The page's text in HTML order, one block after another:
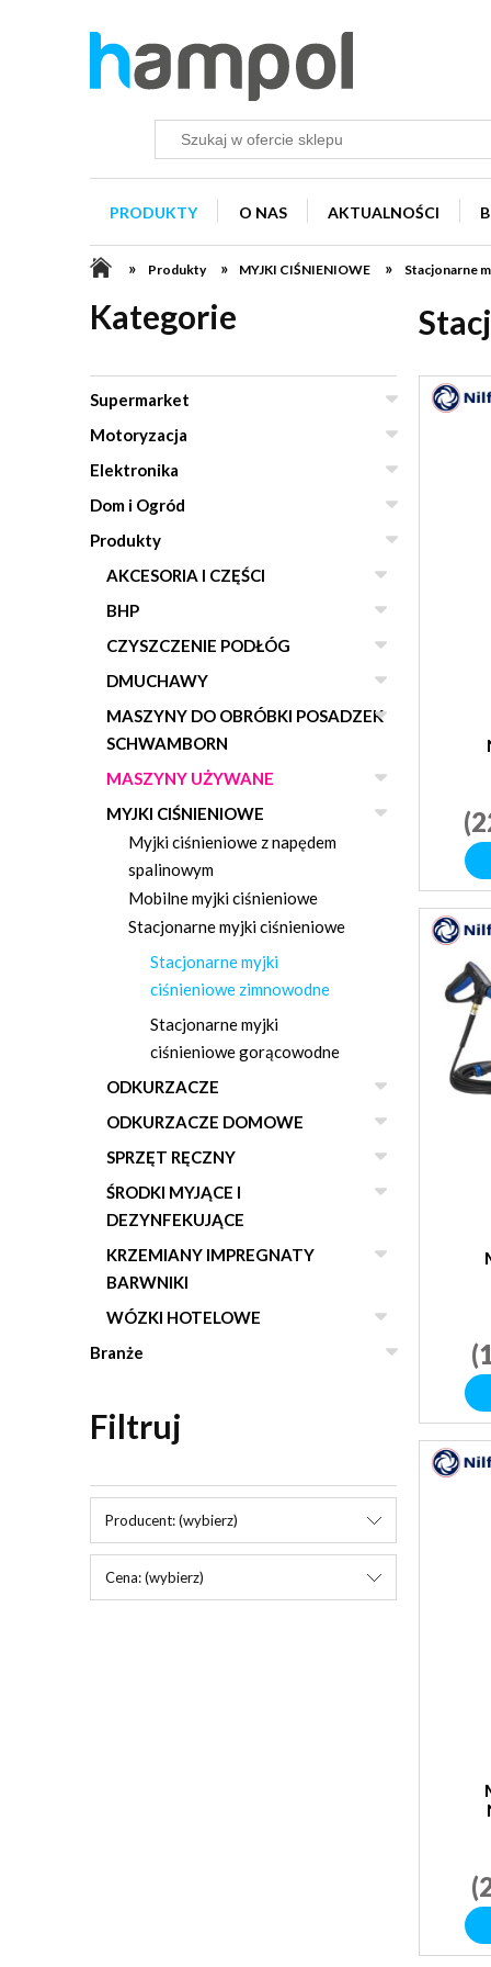
PRODUKTY O NAS AKTUALNOŚCI
» Produkty » MYJKI CIŚNIENIOWE » Stacjonarne
Kategorie
Supermarket
Motoryzacja
Elektronika
Dom i Ogród
Produkty
AKCESORIA I CZĘŚCI
BHP
CZYSZCZENIE PODŁÓG
DMUCHAWY
MASZYNY DO OBRÓBKI POSADZEK
SCHWAMBORN
MASZYNY UŻYWANE
MYJKI CIŚNIENIOWE
Myjki ciśnieniowe z napędem
spalinowym
Mobilne myjki ciśnieniowe
Stacjonarne myjki ciśnieniowe
Stacjonarne myjki
ciśnieniowe zimnowodne
Stacjonarne myjki
ciśnieniowe gorącowodne
ODKURZACZE
ODKURZACZE DOMOWE
SPRZĘT RĘCZNY
ŚRODKI MYJĄCE I
DEZYNFEKUJĄCE
KRZEMIANY IMPREGNATY
BARWNIKI
WÓZKI HOTELOWE
Branże
Filtruj
Producent: (wybierz)
Cena: (wybierz)